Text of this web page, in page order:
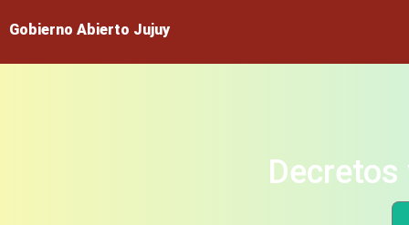
Gobierno Abierto Jujuy